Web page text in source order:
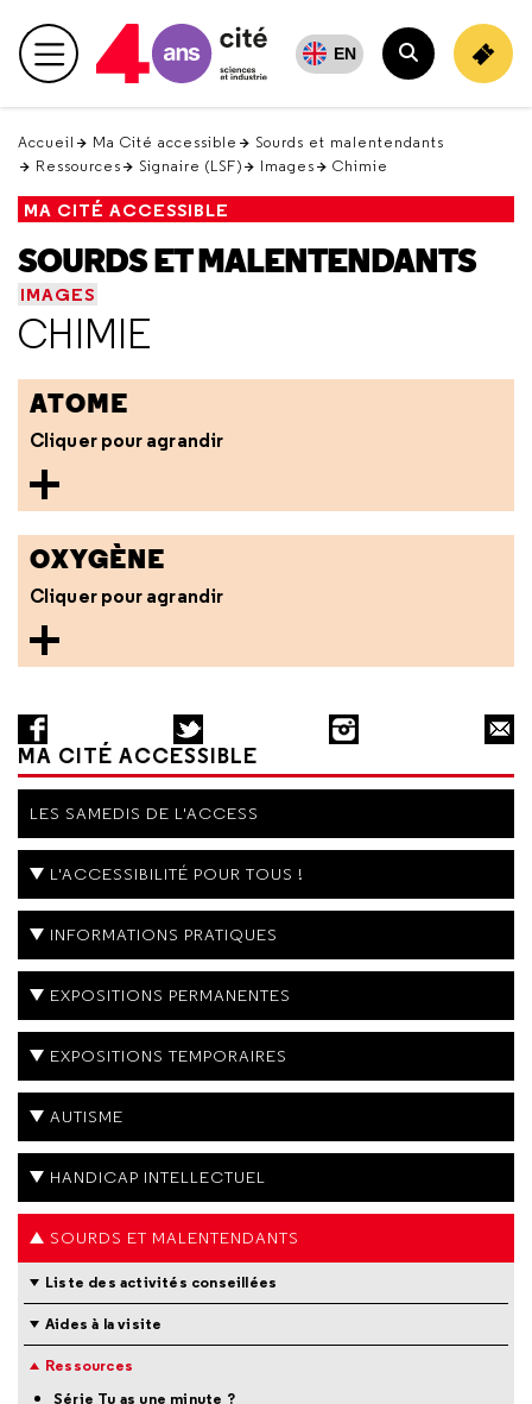
en
haut Menu principal EN
Rechercher
Accueil Ma Cité accessible
Sourds et malentendants
Ressources
Signaire (LSF) Images Chimie
MA CITÉ ACCESSIBLE
SOURDS ET MALENTENDANTS
IMAGES
CHIMIE
ATOME
Cliquer pour agrandir
OXYGÈNE
Cliquer pour agrandir
MA CITÉ ACCESSIBLE
LES SAMEDIS DE L'ACCESS
L'ACCESSIBILITÉ POUR TOUS !
INFORMATIONS PRATIQUES
EXPOSITIONS PERMANENTES
EXPOSITIONS TEMPORAIRES
AUTISME
HANDICAP INTELLECTUEL
SOURDS ET MALENTENDANTS
Liste des activités conseillées
Aides à la visite
Ressources
Série Tu as une minute ?